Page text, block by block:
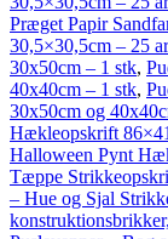
Præget Papir
30,5×30,5cm – 25
30x50cm – 1 stk,
40x40cm – 1 stk,
30x50cm og
Hækleopskrift
Halloween Pynt
Tæppe
– Hue og Sjal